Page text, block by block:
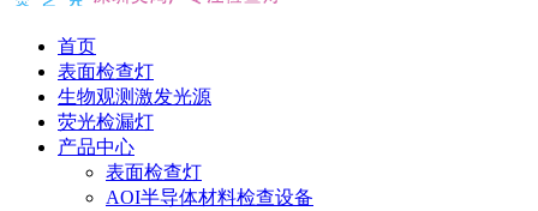
首页
表面检查灯
生物观测激发光源
荧光检漏灯
产品中心
表面检查灯
AOI半导体材料检查设备